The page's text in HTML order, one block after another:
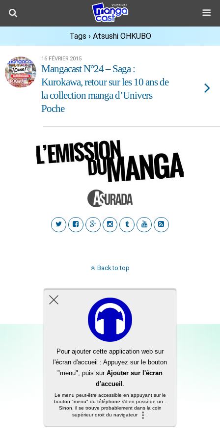
Tags › Atsushi OHKUBO
16 FÉVRIER 2015
Mangacast N°24 – Saga :
Kurokawa, retour sur les 10 ans de
la collection manga d’Univers
Poche
Back to top